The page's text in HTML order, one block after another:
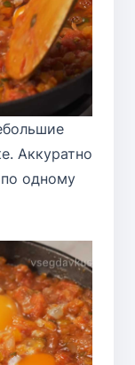
Аккуратно
по одному